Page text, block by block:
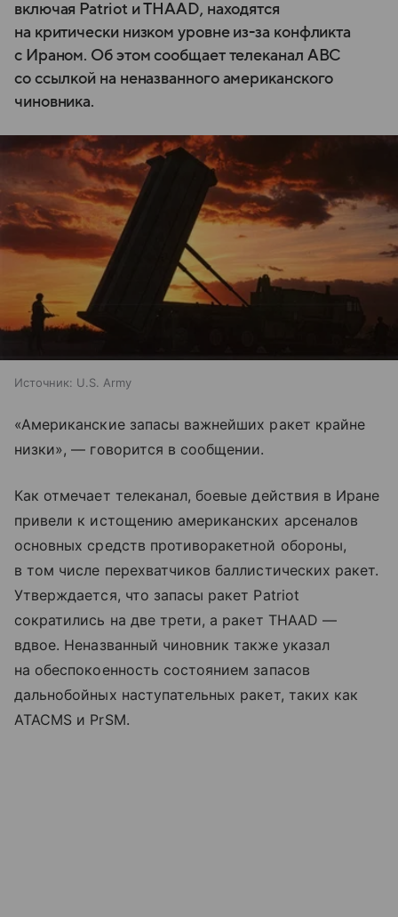
включая Patriot и THAAD, находятся
на критически низком уровне из-за конфликта
с Ираном. Об этом сообщает телеканал ABC
со ссылкой на неназванного американского
чиновника.
Источник: U.S. Army
«Американские запасы важнейших ракет крайне
низки», — говорится в сообщении.
Как отмечает телеканал, боевые действия в Иране
привели к истощению американских арсеналов
основных средств противоракетной обороны,
в том числе перехватчиков баллистических ракет.
Утверждается, что запасы ракет Patriot
сократились на две трети, а ракет THAAD —
вдвое. Неназванный чиновник также указал
на обеспокоенность состоянием запасов
дальнобойных наступательных ракет, таких как
ATACMS и PrSM.